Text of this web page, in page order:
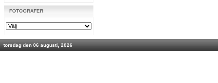
FOTOGRAFER
torsdag den 06 augusti, 2026